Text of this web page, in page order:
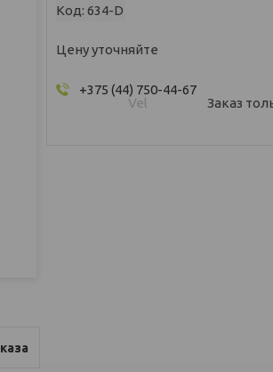
Код: 634-D
Цену уточняйте
+375 (44) 750-44-67
Vel
Заказ